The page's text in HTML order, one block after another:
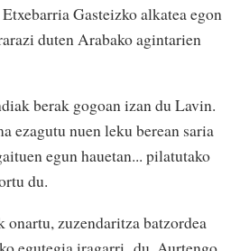
Gasteizko alkatea egon
duten Arabako agintarien
berak gogoan izan du Lavin.
ezagutu nuen leku berean saria
egun hauetan... pilatutako
du.
onartu, zuzendaritza batzordea